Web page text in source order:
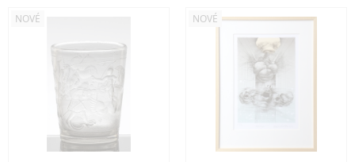
NOVÉ NOVÉ